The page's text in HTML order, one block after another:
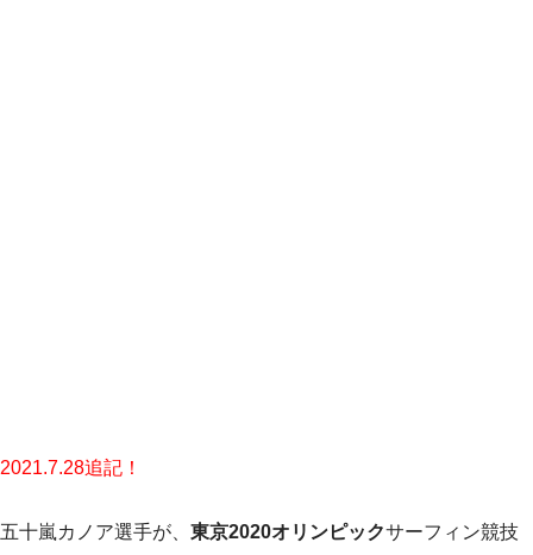
2021.7.28追記！
五十嵐カノア選手が、 東京2020オリンピックサーフィン競技